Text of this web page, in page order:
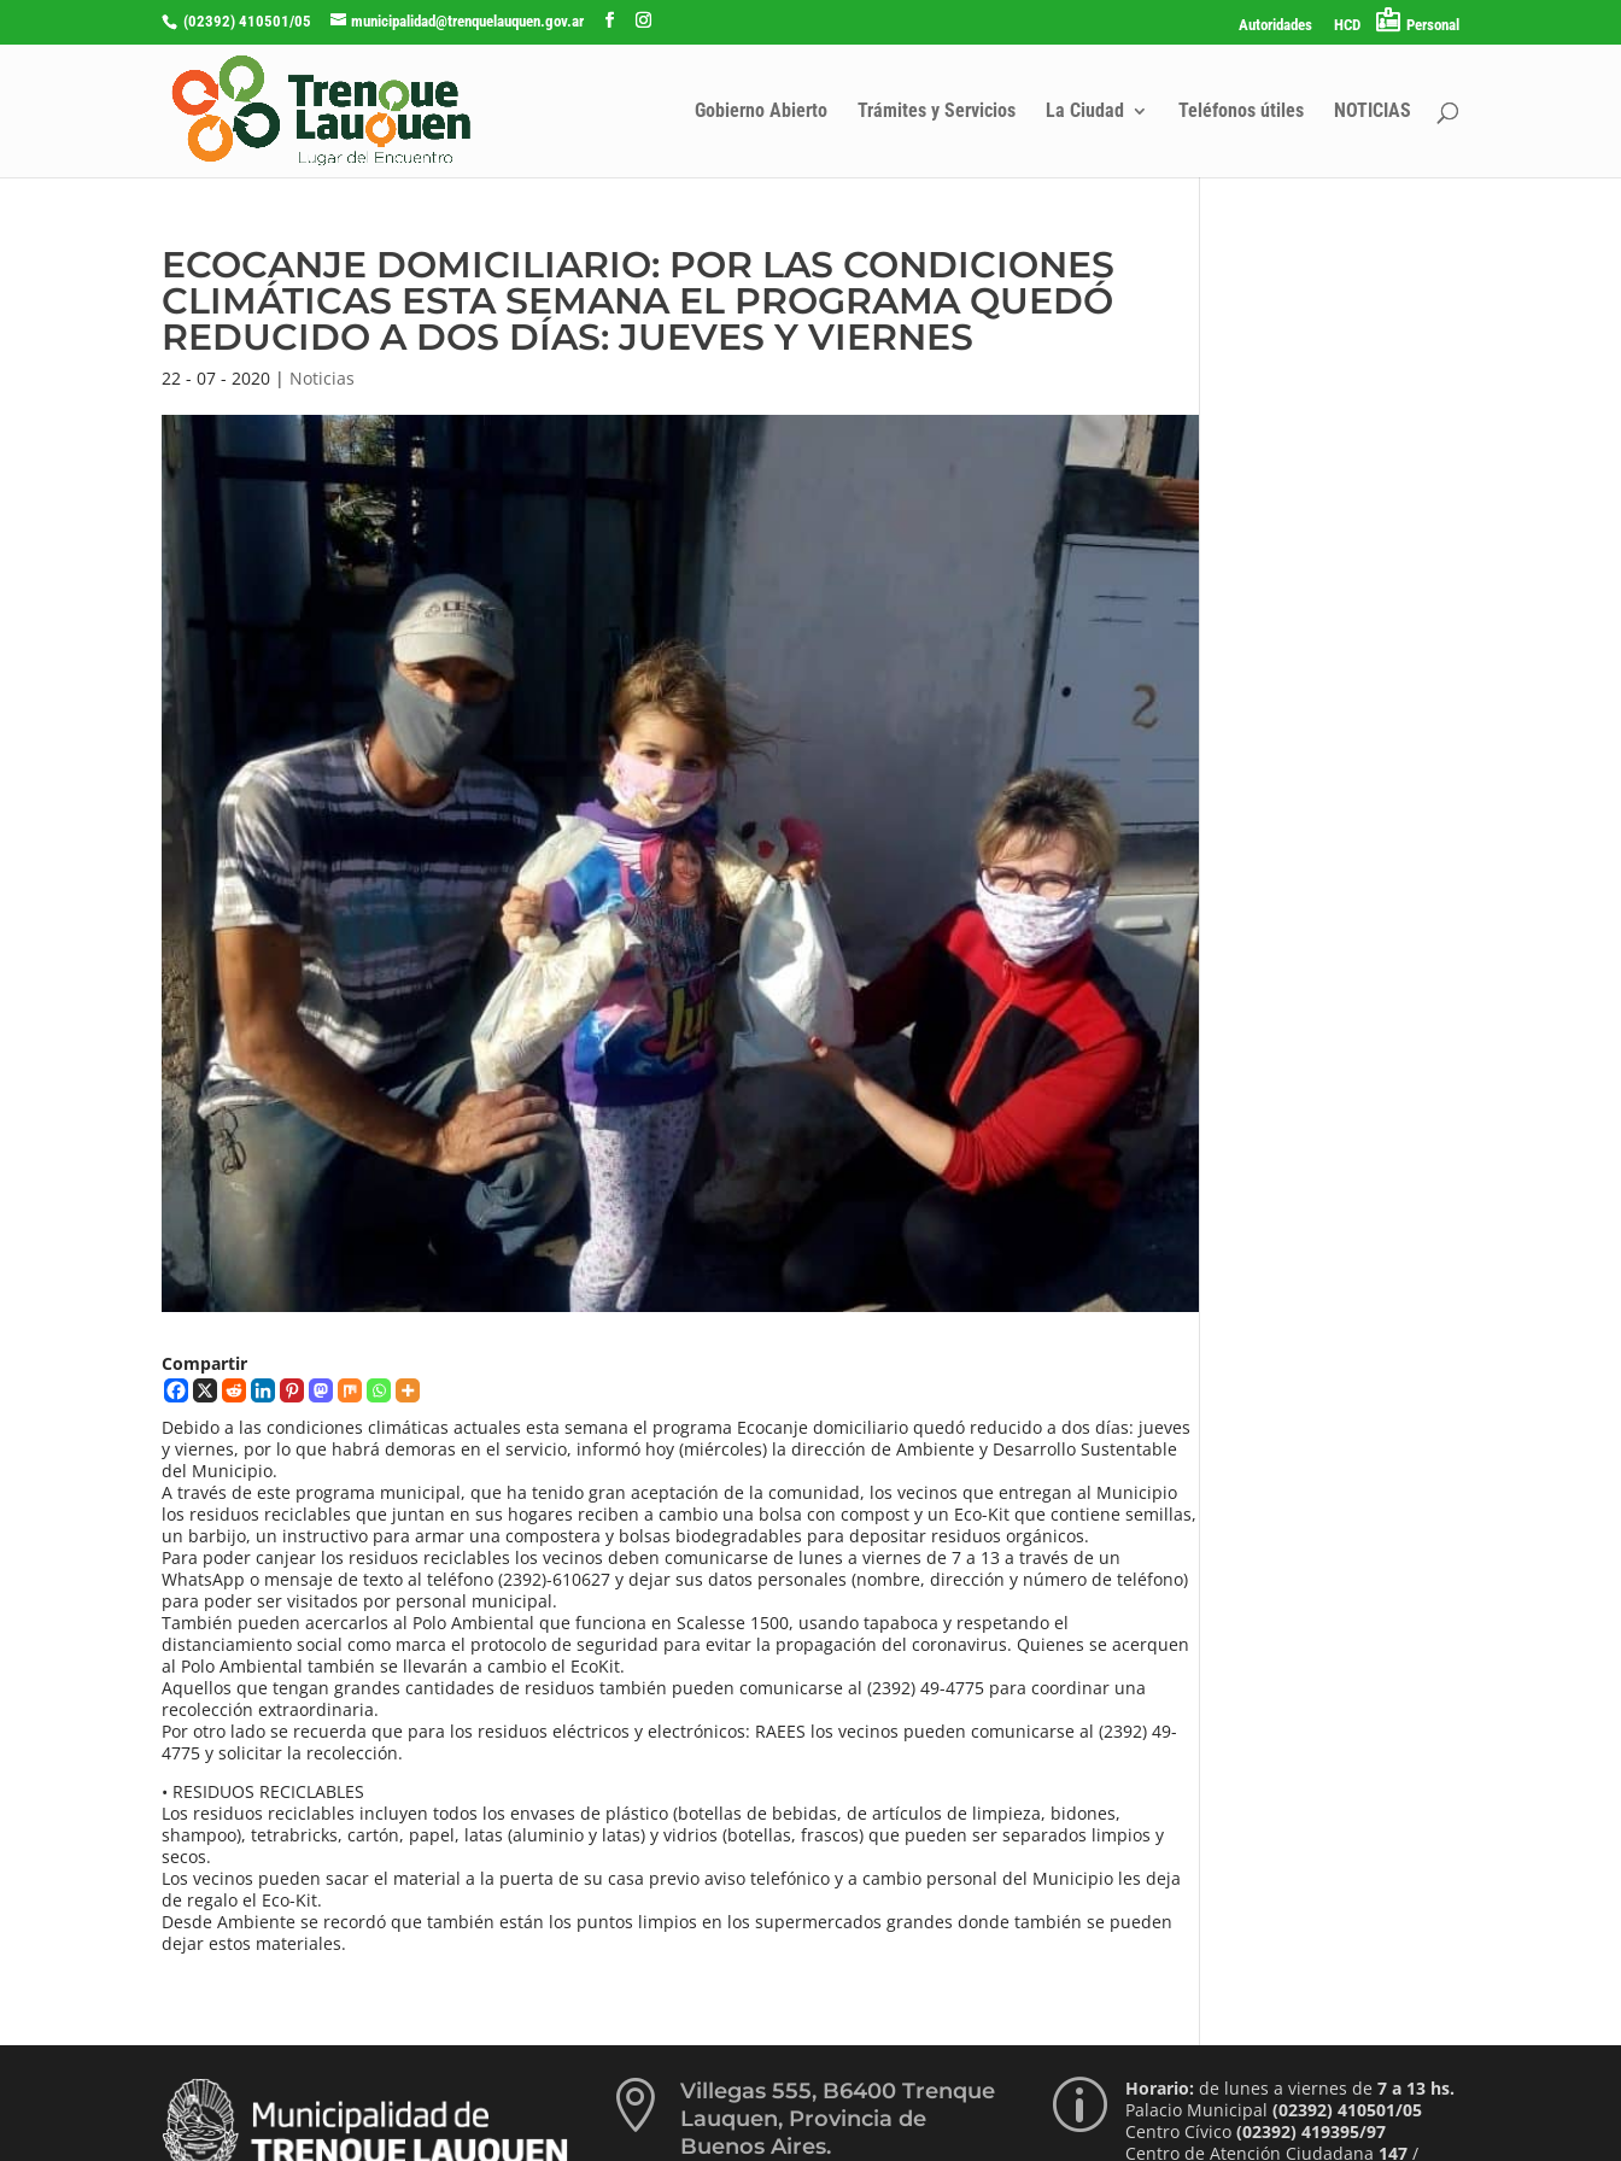
(02392) 410501/05 municipalidad@trenquelauquen.gov.ar Autoridades HCD Personal
Gobierno Abierto Trámites y Servicios La Ciudad Teléfonos útiles NOTICIAS
ECOCANJE DOMICILIARIO: POR LAS CONDICIONES
CLIMÁTICAS ESTA SEMANA EL PROGRAMA QUEDÓ
REDUCIDO A DOS DÍAS: JUEVES Y VIERNES
22 - 07 - 2020 | Noticias
Compartir
Debido a las condiciones climáticas actuales esta semana el programa Ecocanje domiciliario quedó reducido a dos días: jueves
y viernes, por lo que habrá demoras en el servicio, informó hoy (miércoles) la dirección de Ambiente y Desarrollo Sustentable
del Municipio.
A través de este programa municipal, que ha tenido gran aceptación de la comunidad, los vecinos que entregan al Municipio
los residuos reciclables que juntan en sus hogares reciben a cambio una bolsa con compost y un Eco-Kit que contiene semillas,
un barbijo, un instructivo para armar una compostera y bolsas biodegradables para depositar residuos orgánicos.
Para poder canjear los residuos reciclables los vecinos deben comunicarse de lunes a viernes de 7 a 13 a través de un
WhatsApp o mensaje de texto al teléfono (2392)-610627 y dejar sus datos personales (nombre, dirección y número de teléfono)
para poder ser visitados por personal municipal.
También pueden acercarlos al Polo Ambiental que funciona en Scalesse 1500, usando tapaboca y respetando el
distanciamiento social como marca el protocolo de seguridad para evitar la propagación del coronavirus. Quienes se acerquen
al Polo Ambiental también se llevarán a cambio el EcoKit.
Aquellos que tengan grandes cantidades de residuos también pueden comunicarse al (2392) 49-4775 para coordinar una
recolección extraordinaria.
Por otro lado se recuerda que para los residuos eléctricos y electrónicos: RAEES los vecinos pueden comunicarse al (2392) 49-
4775 y solicitar la recolección.
• RESIDUOS RECICLABLES
Los residuos reciclables incluyen todos los envases de plástico (botellas de bebidas, de artículos de limpieza, bidones,
shampoo), tetrabricks, cartón, papel, latas (aluminio y latas) y vidrios (botellas, frascos) que pueden ser separados limpios y
secos.
Los vecinos pueden sacar el material a la puerta de su casa previo aviso telefónico y a cambio personal del Municipio les deja
de regalo el Eco-Kit.
Desde Ambiente se recordó que también están los puntos limpios en los supermercados grandes donde también se pueden
dejar estos materiales.

Villegas 555, B6400 Trenque
Lauquen, Provincia de
Buenos Aires.
p Horario: de lunes a viernes de 7 a 13 hs.
Palacio Municipal (02392) 410501/05
Centro Cívico (02392) 419395/97
Centro de Atención Ciudadana 147/